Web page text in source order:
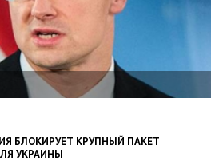
БЛОКИРУЕТ КРУПНЫЙ ПАКЕТ
УКРАИНЫ